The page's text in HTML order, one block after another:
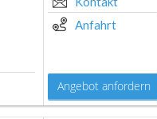
Anfahrt
Angebot anfordern